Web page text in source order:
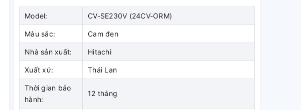
Model: CV-SE230V (24CV-ORM)
Màu sắc: Cam đen
Nhà sản xuất: Hitachi
Xuất xứ: Thái Lan
Thời gian bảo
hành:
12 tháng